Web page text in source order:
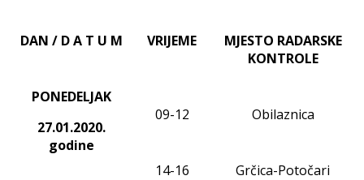
DAN / D A T U M VRIJEME
MJESTO RADARSKE
KONTROLE
PONEDELJAK
27.01.2020.
godine
09-12 Obilaznica
14-16 Grčica-Potočari